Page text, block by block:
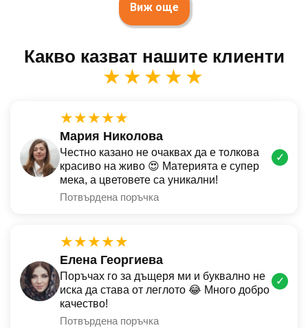
Виж още
Какво казват нашите клиенти
★★★★★
★★★★★
Мария Николова
Честно казано не очаквах да е толкова
красиво на живо 😍 Материята е супер
мека, а цветовете са уникални!
Потвърдена поръчка
✓
★★★★★
Елена Георгиева
Поръчах го за дъщеря ми и буквално не
иска да става от леглото 😂 Много добро
качество!
Потвърдена поръчка
✓